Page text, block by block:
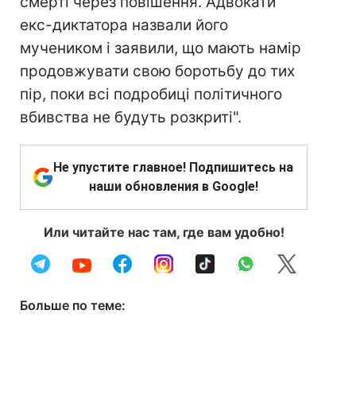
екс-диктатора назвали його
мучеником і заявили, що мають намір
продовжувати свою боротьбу до тих
пір, поки всі подробиці політичного
вбивства не будуть розкриті".
Не упустите главное! Подпишитесь на
наши обновления в Google!
Или читайте нас там, где вам удобно!
Больше по теме: